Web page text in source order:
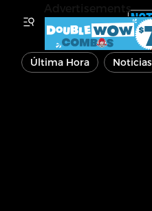
Última Hora Noticias
Advertisements